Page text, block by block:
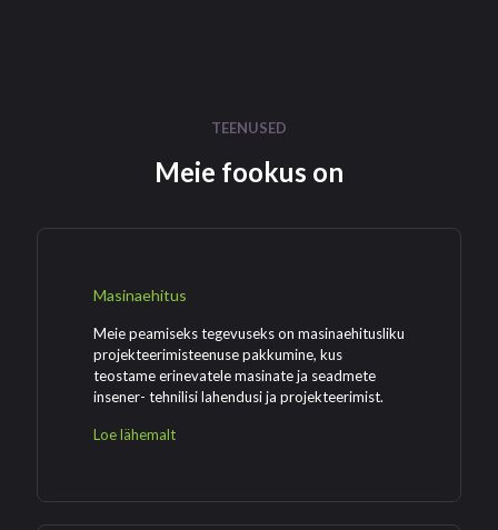
TEENUSED
Meie fookus on
Masinaehitus
Meie peamiseks tegevuseks on masinaehitusliku
projekteerimisteenuse pakkumine, kus
teostame erinevatele masinate ja seadmete
insener- tehnilisi lahendusi ja projekteerimist.
Loe lähemalt